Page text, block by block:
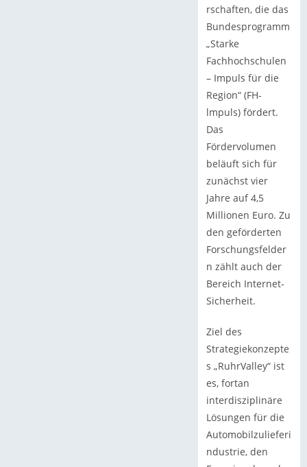
rschaften, die das
Bundesprogramm
„Starke
Fachhochschulen
– Impuls für die
Region“ (FH-
lmpuls) fördert.
Das
Fördervolumen
beläuft sich für
zunächst vier
Jahre auf 4,5
Millionen Euro. Zu
den geförderten
Forschungsfelder
n zählt auch der
Bereich Internet-
Sicherheit.
Ziel des
Strategiekonzepte
s „RuhrValley“ ist
es, fortan
interdisziplinäre
Lösungen für die
Automobilzulieferi
ndustrie, den